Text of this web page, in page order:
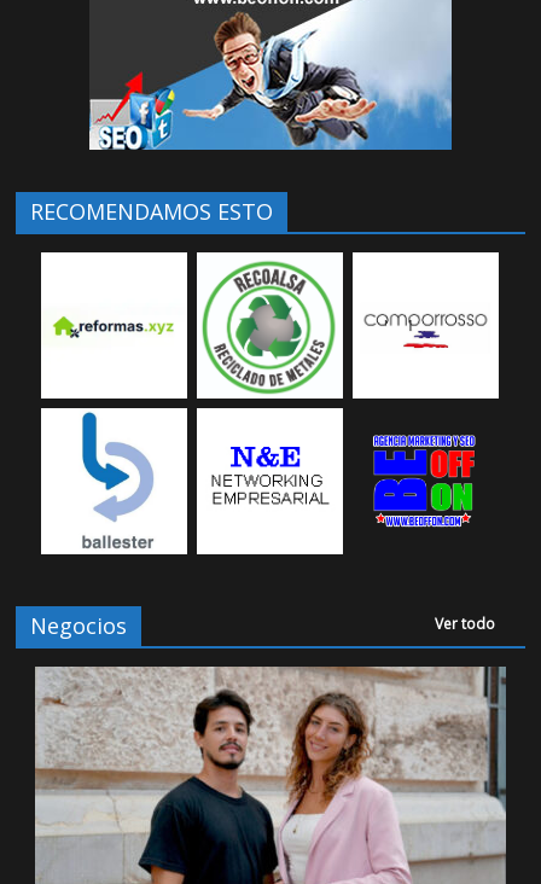
RECOMENDAMOS ESTO
Negocios Ver todo